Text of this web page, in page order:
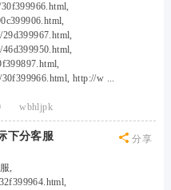
http://w ...
wbhljpk
分享
下分客服
,